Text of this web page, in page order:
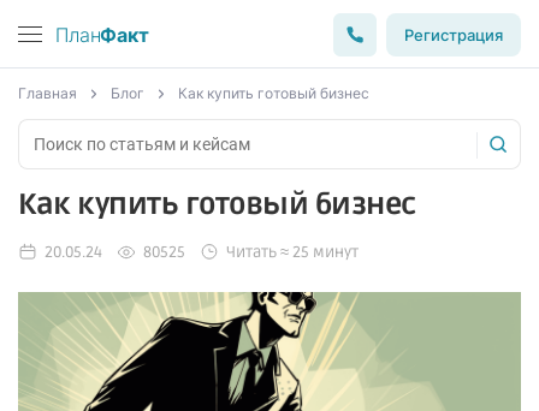
ПланФакт Регистрация
Главная Блог Как купить готовый бизнес
Как купить готовый бизнес
20.05.24 80525 Читать ≈ 25 минут